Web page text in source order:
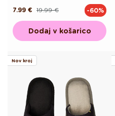
Redna 19.99 €
Akcijska
7.99 € -60%
Dodaj v košarico
Nov kroj